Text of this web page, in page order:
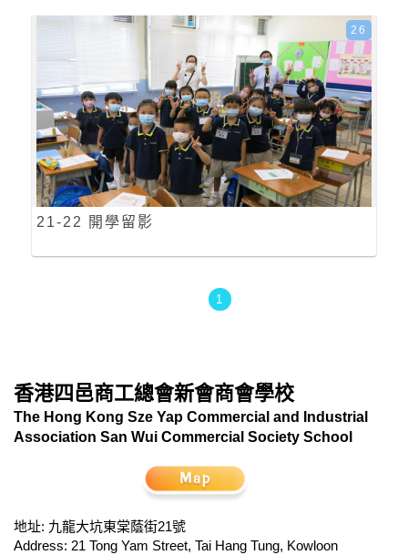
21-22 開學留影
26
1
香港四邑商工總會新會商會學校
The Hong Kong Sze Yap Commercial and Industrial
Association San Wui Commercial Society School
地址: 九龍大坑東棠蔭街21號
Address: 21 Tong Yam Street, Tai Hang Tung, Kowloon